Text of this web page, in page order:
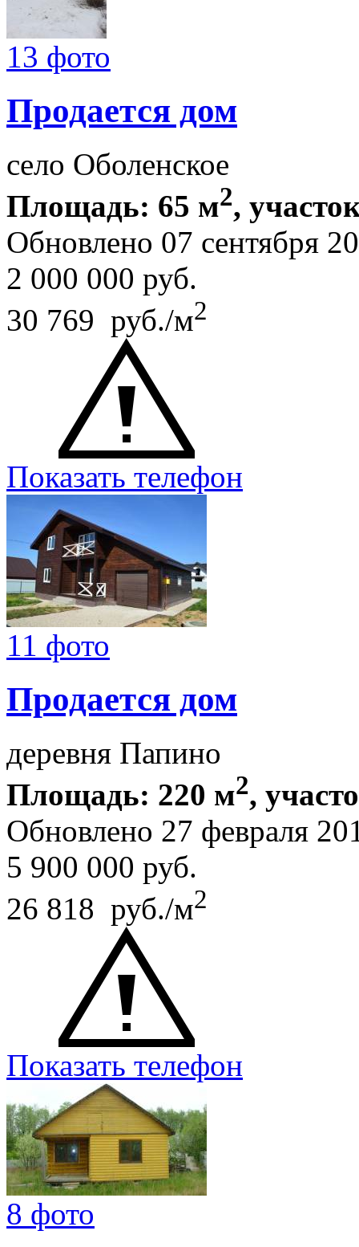
13 фото
Продается дом
село Оболенское
Площадь: 65 м2,
Обновлено 07 сентября
2 000 000 руб.
30 769 руб./м2
Показать телефон
11 фото
Продается дом
деревня Папино
Площадь: 220 м2,
Обновлено 27 февраля
5 900 000 руб.
26 818 руб./м2
Показать телефон
8 фото